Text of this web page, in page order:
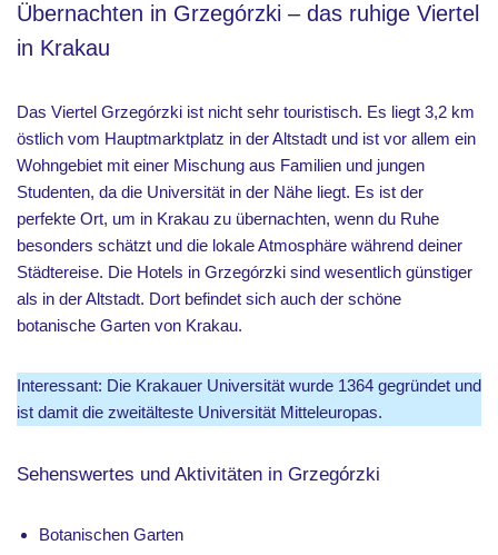
Übernachten in Grzegórzki – das ruhige Viertel
in Krakau
Das Viertel Grzegórzki ist nicht sehr touristisch. Es liegt 3,2 km
östlich vom Hauptmarktplatz in der Altstadt und ist vor allem ein
Wohngebiet mit einer Mischung aus Familien und jungen
Studenten, da die Universität in der Nähe liegt. Es ist der
perfekte Ort, um in Krakau zu übernachten, wenn du Ruhe
besonders schätzt und die lokale Atmosphäre während deiner
Städtereise. Die Hotels in Grzegórzki sind wesentlich günstiger
als in der Altstadt. Dort befindet sich auch der schöne
botanische Garten von Krakau.
Interessant: Die Krakauer Universität wurde 1364 gegründet und
ist damit die zweitälteste Universität Mitteleuropas.
Sehenswertes und Aktivitäten in Grzegórzki
Botanischen Garten